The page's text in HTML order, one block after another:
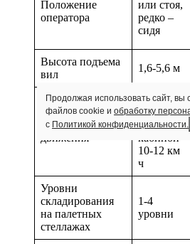
Положение
оператора
или стоя,
редко –
сидя
Высота подъема
вил
1,6-5,6 м
Скорость
движения
4–6 км/ч,
для
моделей с
кабиной
10-12 км
ч
Уровни
складирования
на палетных
стеллажах
1-4
уровни
Продолжая использовать сайт, вы
файлов cookie и обработку
с Политикой конфиденциальности.